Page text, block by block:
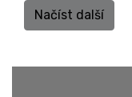
Načíst další